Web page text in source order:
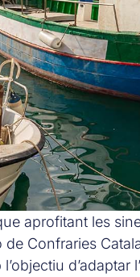
aprofitant les
Confraries